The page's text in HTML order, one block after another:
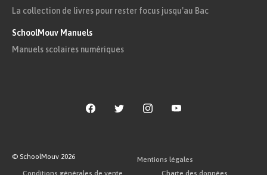
La collection de livres pour rester focus jusqu'au Bac
SchoolMouv Manuels
Manuels scolaires numériques
© SchoolMouv 2026
Mentions légales
Conditions générales de vente
Charte des données